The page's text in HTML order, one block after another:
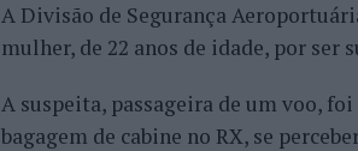
A Divisão de Segurança
mulher, de 22 anos de idade, por
A suspeita, passageira de um voo,
bagagem de cabine no RX, se